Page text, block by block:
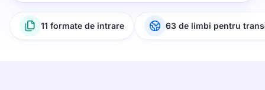
11 formate de intrare 63 de limbi pentru